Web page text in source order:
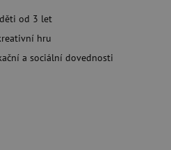
od 3 let
hru
a sociální dovednosti